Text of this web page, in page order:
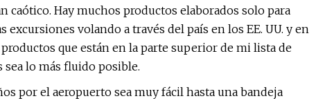
caótico. Hay muchos productos elaborados solo para
volando a través del país en los EE. UU. y en
que están en la parte superior de mi lista de
sea lo más fluido posible.
por el aeropuerto sea muy fácil hasta una bandeja